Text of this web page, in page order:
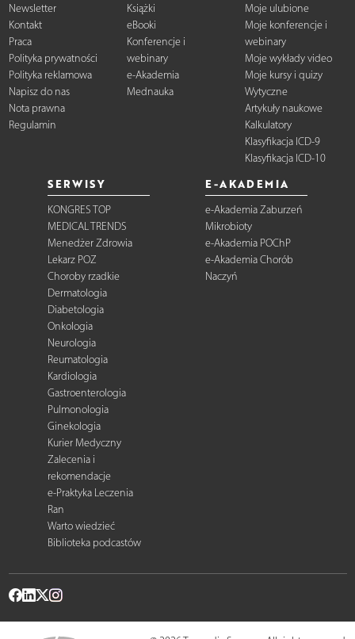
Newsletter
Kontakt
Praca
Polityka prywatności
Polityka reklamowa
Napisz do nas
Nota prawna
Regulamin
Książki
eBooki
Konferencje i
webinary
e-Akademia
Mednauka
Moje ulubione
Moje konferencje i
webinary
Moje wykłady video
Moje kursy i quizy
Wytyczne
Artykuły naukowe
Kalkulatory
Klasyfikacja ICD-9
Klasyfikacja ICD-10
SERWISY
KONGRES TOP
MEDICAL TRENDS
Menedżer Zdrowia
Lekarz POZ
Choroby rzadkie
Dermatologia
Diabetologia
Onkologia
Neurologia
Reumatologia
Kardiologia
Gastroenterologia
Pulmonologia
Ginekologia
Kurier Medyczny
Zalecenia i
rekomendacje
e-Praktyka Leczenia
Ran
Warto wiedzieć
Biblioteka podcastów
E-AKADEMIA
e-Akademia Zaburzeń
Mikrobioty
e-Akademia POChP
e-Akademia Chorób
Naczyń